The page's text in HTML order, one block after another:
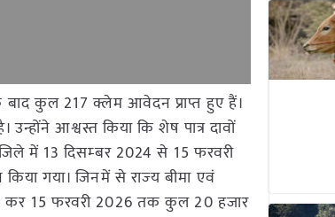
कुल 217 क्लेम आवेदन प्राप्त हुए हैं।
आश्वस्त किया कि शेष पात्र दावों
जिले में 13 दिसम्‍बर 2024 से 15 फरवरी
गया। जिनमें से राज्‍य बीमा एवं
कर 15 फरवरी 2026 तक कुल 20 हजार